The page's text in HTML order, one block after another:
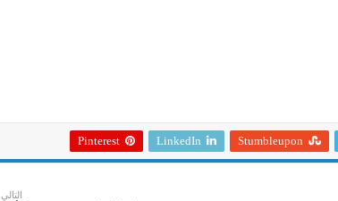
Stumbleupon
LinkedIn
Pinterest
التالي